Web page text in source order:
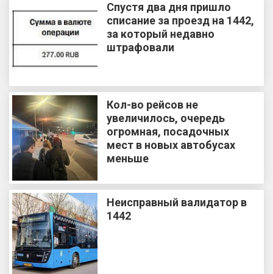
Спустя два дня пришло
списание за проезд на 1442,
за который недавно
штрафовали
Кол-во рейсов не
увеличилось, очередь
огромная, посадочных
мест в новых автобусах
меньше
Неисправный валидатор в
1442